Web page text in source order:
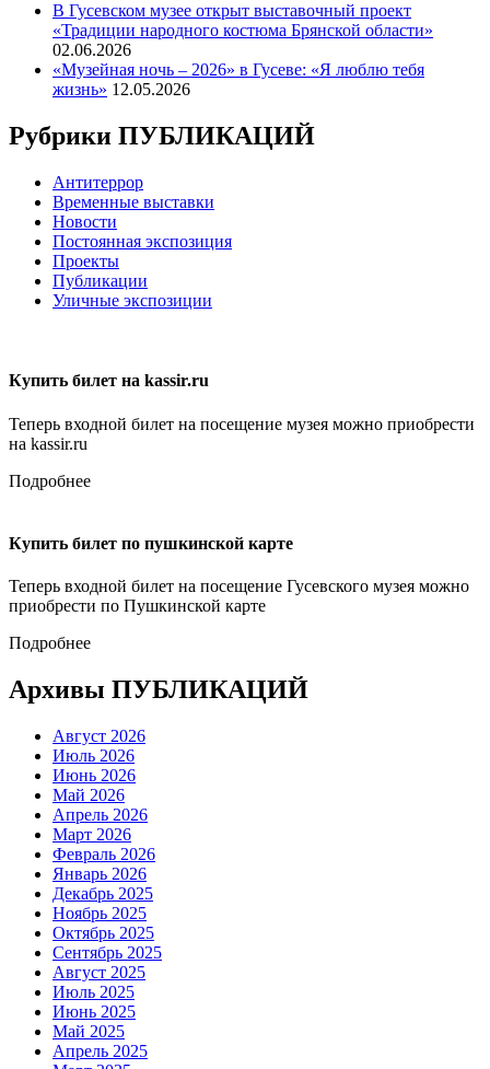
В Гусевском музее открыт выставочный проект
«Традиции народного костюма Брянской области»
02.06.2026
«Музейная ночь – 2026» в Гусеве: «Я люблю тебя
жизнь» 12.05.2026
Рубрики ПУБЛИКАЦИЙ
Антитеррор
Временные выставки
Новости
Постоянная экспозиция
Проекты
Публикации
Уличные экспозиции
Купить билет на kassir.ru
Теперь входной билет на посещение музея можно приобрести
на kassir.ru
Подробнее
Купить билет по пушкинской карте
Теперь входной билет на посещение Гусевского музея можно
приобрести по Пушкинской карте
Подробнее
Архивы ПУБЛИКАЦИЙ
Август 2026
Июль 2026
Июнь 2026
Май 2026
Апрель 2026
Март 2026
Февраль 2026
Январь 2026
Декабрь 2025
Ноябрь 2025
Октябрь 2025
Сентябрь 2025
Август 2025
Июль 2025
Июнь 2025
Май 2025
Апрель 2025